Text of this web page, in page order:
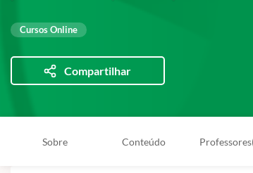
Cursos Online
Compartilhar
Sobre Conteúdo